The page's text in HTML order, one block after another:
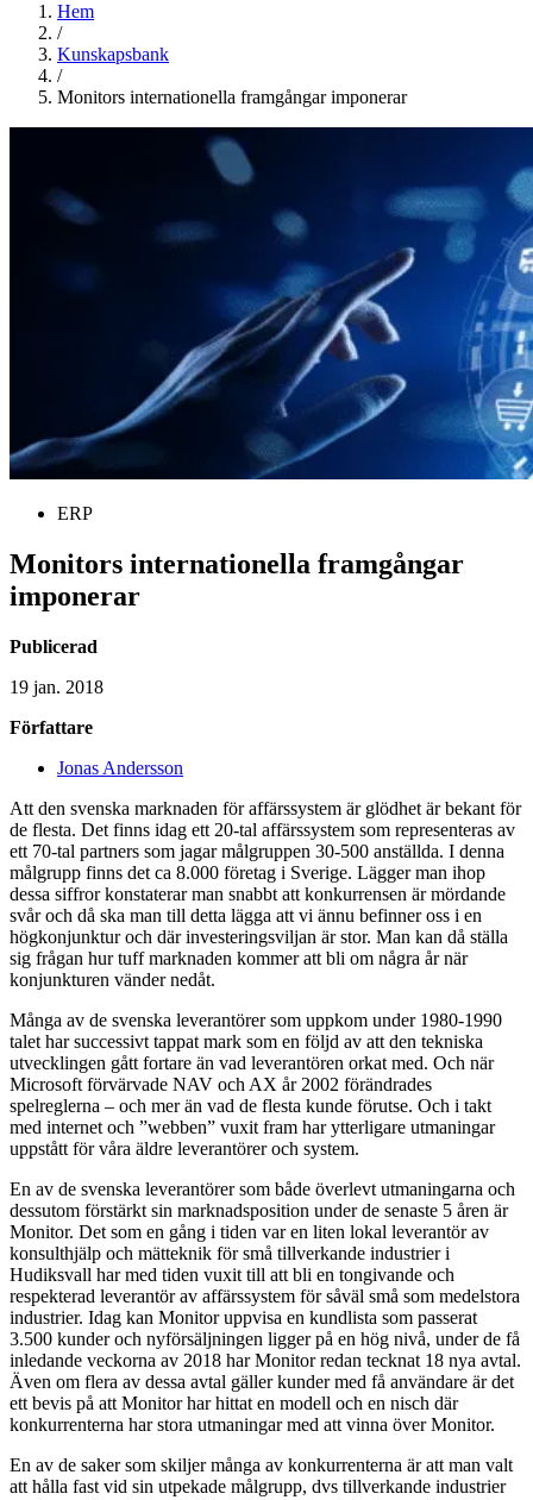
Hem
/
Kunskapsbank
/
Monitors internationella framgångar imponerar
ERP
Monitors internationella framgångar
imponerar
Publicerad
19 jan. 2018
Författare
Jonas Andersson
Att den svenska marknaden för affärssystem är glödhet är bekant för
de flesta. Det finns idag ett 20-tal affärssystem som representeras av
ett 70-tal partners som jagar målgruppen 30-500 anställda. I denna
målgrupp finns det ca 8.000 företag i Sverige. Lägger man ihop
dessa siffror konstaterar man snabbt att konkurrensen är mördande
svår och då ska man till detta lägga att vi ännu befinner oss i en
högkonjunktur och där investeringsviljan är stor. Man kan då ställa
sig frågan hur tuff marknaden kommer att bli om några år när
konjunkturen vänder nedåt.
Många av de svenska leverantörer som uppkom under 1980-1990
talet har successivt tappat mark som en följd av att den tekniska
utvecklingen gått fortare än vad leverantören orkat med. Och när
Microsoft förvärvade NAV och AX år 2002 förändrades
spelreglerna – och mer än vad de flesta kunde förutse. Och i takt
med internet och ”webben” vuxit fram har ytterligare utmaningar
uppstått för våra äldre leverantörer och system.
En av de svenska leverantörer som både överlevt utmaningarna och
dessutom förstärkt sin marknadsposition under de senaste 5 åren är
Monitor. Det som en gång i tiden var en liten lokal leverantör av
konsulthjälp och mätteknik för små tillverkande industrier i
Hudiksvall har med tiden vuxit till att bli en tongivande och
respekterad leverantör av affärssystem för såväl små som medelstora
industrier. Idag kan Monitor uppvisa en kundlista som passerat
3.500 kunder och nyförsäljningen ligger på en hög nivå, under de få
inledande veckorna av 2018 har Monitor redan tecknat 18 nya avtal.
Även om flera av dessa avtal gäller kunder med få användare är det
ett bevis på att Monitor har hittat en modell och en nisch där
konkurrenterna har stora utmaningar med att vinna över Monitor.
En av de saker som skiljer många av konkurrenterna är att man valt
att hålla fast vid sin utpekade målgrupp, dvs tillverkande industrier